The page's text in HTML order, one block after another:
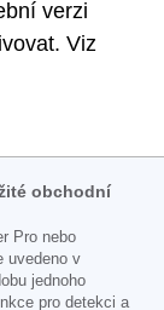
verzi
Viz
obchodní
Pro nebo
uvedeno v
jednoho
pro detekci a